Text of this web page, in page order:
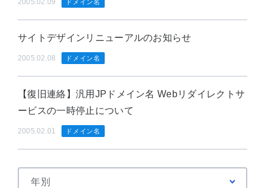
2005.02.09 ドメイン名
サイトデザインリニューアルのお知らせ
2005.02.08 ドメイン名
【復旧連絡】汎用JPドメイン名 Webリダイレクトサ
ービスの一時停止について
2005.02.01 ドメイン名